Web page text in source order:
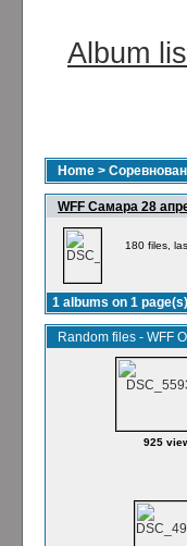
Album
Home >
WFF Самара 28
180 files,
1 albums on 1 page(s)
Random files - WFF
925